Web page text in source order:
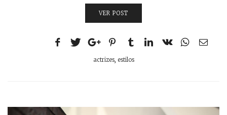
VER POST
actrizes, estilos